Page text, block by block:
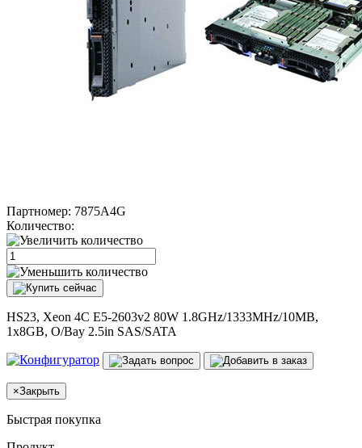
Партномер: 7875A4G
Количество:
HS23, Xeon 4C E5-2603v2 80W 1.8GHz/1333MHz/10MB,
1x8GB, O/Bay 2.5in SAS/SATA
×Закрыть
Быстрая покупка